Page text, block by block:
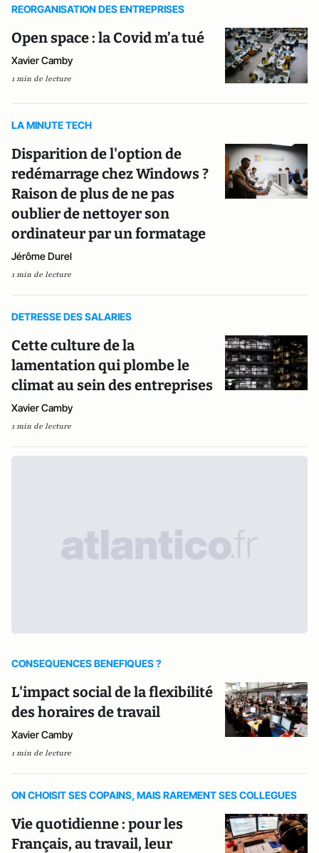
REORGANISATION DES ENTREPRISES
Open space : la Covid m’a tué
Xavier Camby
1 min de lecture
LA MINUTE TECH
Disparition de l'option de
redémarrage chez Windows ?
Raison de plus de ne pas
oublier de nettoyer son
ordinateur par un formatage
Jérôme Durel
1 min de lecture
DETRESSE DES SALARIES
Cette culture de la
lamentation qui plombe le
climat au sein des entreprises
Xavier Camby
1 min de lecture
CONSEQUENCES BENEFIQUES ?
L'impact social de la flexibilité
des horaires de travail
Xavier Camby
1 min de lecture
ON CHOISIT SES COPAINS, MAIS RAREMENT SES COLLEGUES
Vie quotidienne : pour les
Français, au travail, leur